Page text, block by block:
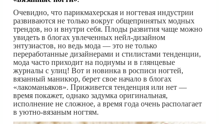
Очевидно, что парикмахерская и ногтевая индустрии
развиваются не только вокруг общепринятых модных
трендов, но и внутри себя. Плоды развития чаще можно
увидеть в блогах увлеченных нейл-дизайном
энтузиастов, но ведь мода — это не только
переработанные дизайнерами и стилистами тенденции,
мода часто приходит на подиумы и в глянцевые
журналы с улиц! Вот и новинка в росписи ногтей,
вязанный маникюр, берет свое начало в блогах
«лакоманьяков». Приживется тенденция или нет —
время покажет, однако задумка оригинальная,
исполнение не сложное, а время года очень располагает
в уютно-вязаным ногтям.